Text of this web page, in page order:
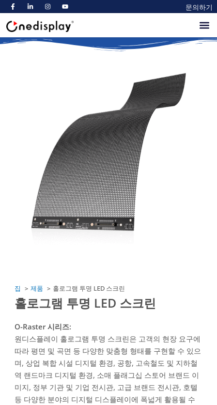
문의하기
집 제품 홀로그램 투명 LED 스크린
홀로그램 투명 LED 스크린
O-Raster 시리즈:
원디스플레이 홀로그램 투명 스크린은 고객의 현장 요구에
따라 평면 및 곡면 등 다양한 맞춤형 형태를 구현할 수 있으
며, 상업 복합 시설 디지털 환경, 공항, 고속철도 및 지하철
역 랜드마크 디지털 환경, 소매 플래그십 스토어 브랜드 이
미지, 정부 기관 및 기업 전시관, 고급 브랜드 전시관, 호텔
등 다양한 분야의 디지털 디스플레이에 폭넓게 활용될 수